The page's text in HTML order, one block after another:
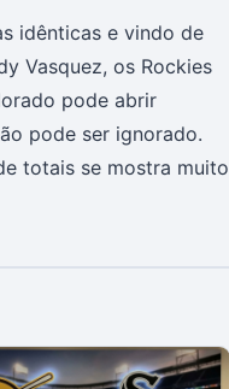
idênticas e vindo de
Vasquez, os Rockies
pode abrir
pode ser ignorado.
totais se mostra muito